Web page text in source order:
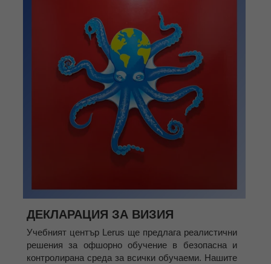
ДЕКЛАРАЦИЯ ЗА ВИЗИЯ
Учебният център Lerus ще предлага реалистични
решения за офшорно обучение в безопасна и
контролирана среда за всички обучаеми. Нашите